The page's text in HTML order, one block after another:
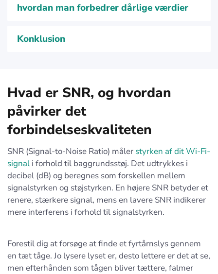
hvordan man forbedrer dårlige værdier
Konklusion
Hvad er SNR, og hvordan
påvirker det
forbindelseskvaliteten
SNR (Signal-to-Noise Ratio) måler styrken af dit Wi-Fi-
signal i forhold til baggrundsstøj. Det udtrykkes i
decibel (dB) og beregnes som forskellen mellem
signalstyrken og støjstyrken. En højere SNR betyder et
renere, stærkere signal, mens en lavere SNR indikerer
mere interferens i forhold til signalstyrken.
Forestil dig at forsøge at finde et fyrtårnslys gennem
en tæt tåge. Jo lysere lyset er, desto lettere er det at se,
men efterhånden som tågen bliver tættere, falmer